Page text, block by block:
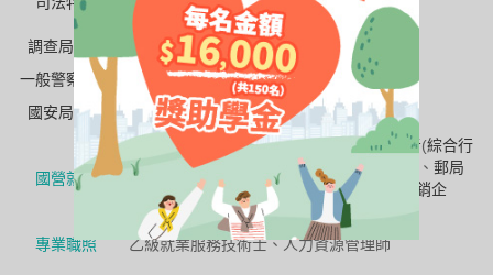
員
調查局特考
調查工作組
一般警察特考
行政警察人員
國安局特考
行政組、社會組
國營就業
經濟部聯招 文化資產/大眾傳播)、 台電招考(綜合行
政
中油招考 )、台水招考(行政類)、 郵局
(企劃行政/電子商務/櫃檯業務)、 台菸酒
行銷企
)、農田水利署招考(一般行政行政組
專業職照
乙級就業服務技術士、人力資源管理師